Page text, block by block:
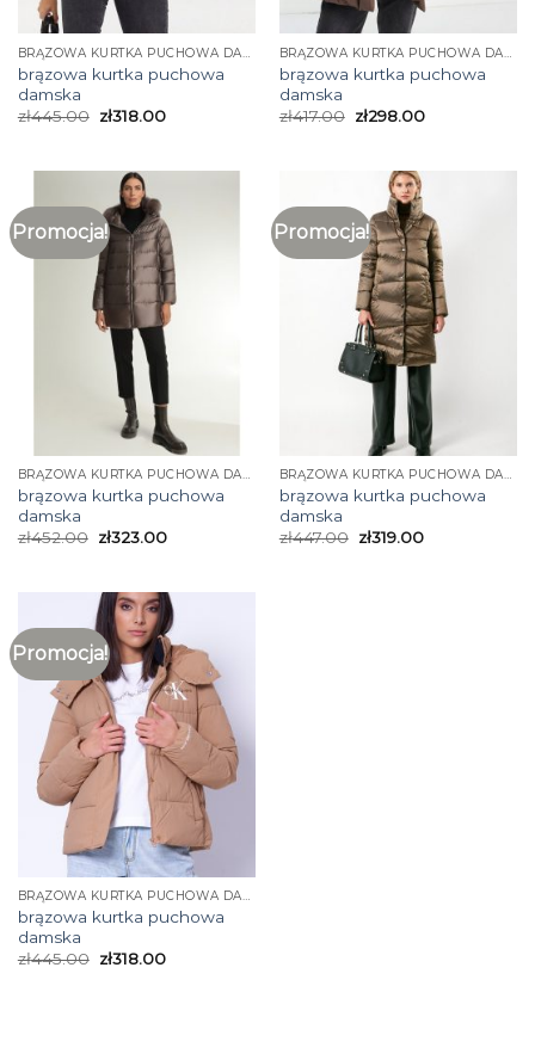
BRĄZOWA KURTKA PUCHOWA DAMSKA
brązowa kurtka puchowa
damska
zł445.00 zł318.00
BRĄZOWA KURTKA PUCHOWA DAMSKA
brązowa kurtka puchowa
damska
zł417.00 zł298.00
Promocja!
BRĄZOWA KURTKA PUCHOWA DAMSKA
brązowa kurtka puchowa
damska
zł452.00 zł323.00
Promocja!
BRĄZOWA KURTKA PUCHOWA DAMSKA
brązowa kurtka puchowa
damska
zł447.00 zł319.00
Promocja!
BRĄZOWA KURTKA PUCHOWA DAMSKA
brązowa kurtka puchowa
damska
zł445.00 zł318.00